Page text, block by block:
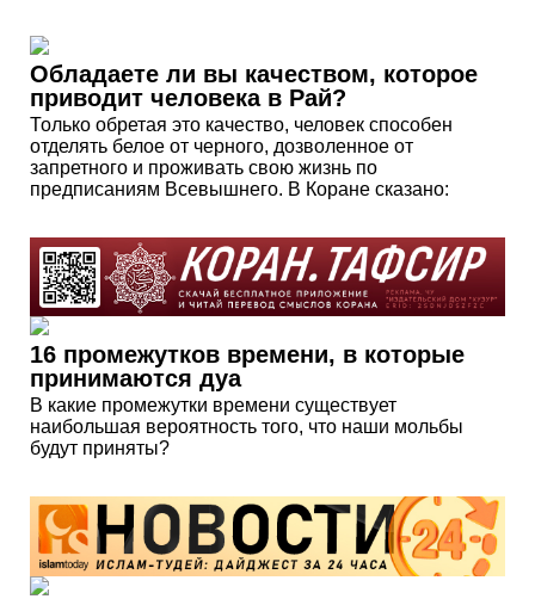
Обладаете ли вы качеством, которое
приводит человека в Рай?
Только обретая это качество, человек способен
отделять белое от черного, дозволенное от
запретного и проживать свою жизнь по
предписаниям Всевышнего. В Коране сказано:
16 промежутков времени, в которые
принимаются дуа
В какие промежутки времени существует
наибольшая вероятность того, что наши мольбы
будут приняты?